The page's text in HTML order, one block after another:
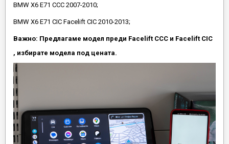
BMW X6 E71 CCC 2007-2010;
BMW X6 E71 CIC Facelift CIC 2010-2013;
Важно: Предлагаме модел преди Facelift CCC и Facelift CIC
, избирате модела под цената.